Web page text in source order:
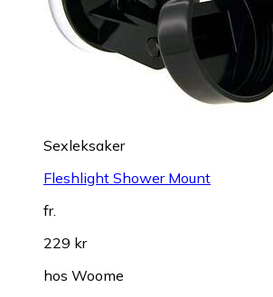
Sexleksaker
Fleshlight Shower Mount
fr.
229 kr
hos Woome